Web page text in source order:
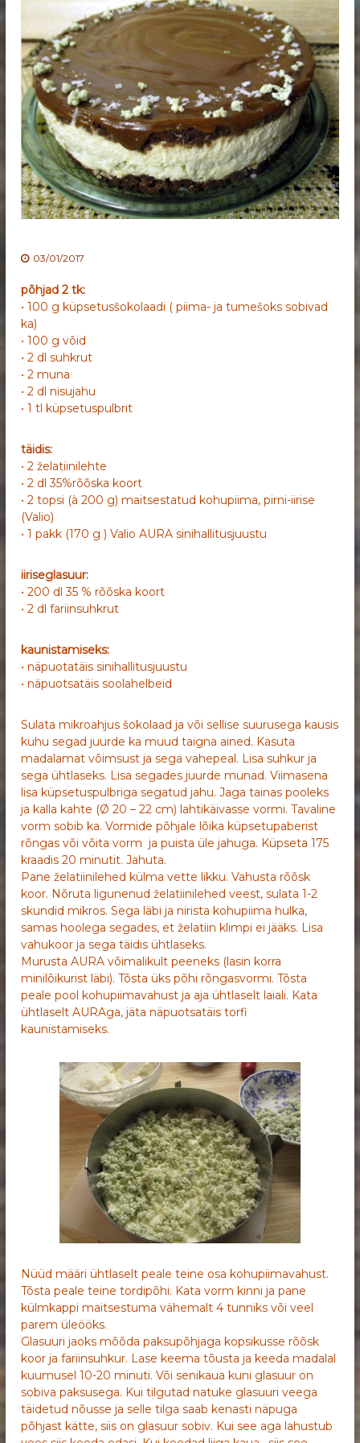
03/01/2017
põhjad 2 tk:
• 100 g küpsetusšokolaadi ( piima- ja tumešoks sobivad
ka)
• 100 g võid
• 2 dl suhkrut
• 2 muna
• 2 dl nisujahu
• 1 tl küpsetuspulbrit
täidis:
• 2 želatiinilehte
• 2 dl 35%rõõska koort
• 2 topsi (à 200 g) maitsestatud kohupiima, pirni-iirise
(Valio)
• 1 pakk (170 g ) Valio AURA sinihallitusjuustu
iiriseglasuur:
• 200 dl 35 % rõõska koort
• 2 dl fariinsuhkrut
kaunistamiseks:
• näpuotatäis sinihallitusjuustu
• näpuotsatäis soolahelbeid
Sulata mikroahjus šokolaad ja või sellise suurusega kausis
kuhu segad juurde ka muud taigna ained. Kasuta
madalamat võimsust ja sega vahepeal. Lisa suhkur ja
sega ühtlaseks. Lisa segades juurde munad. Viimasena
lisa küpsetuspulbriga segatud jahu. Jaga tainas pooleks
ja kalla kahte (Ø 20 – 22 cm) lahtikäivasse vormi. Tavaline
vorm sobib ka. Vormide põhjale lõika küpsetupaberist
rõngas või võita vorm ja puista üle jahuga. Küpseta 175
kraadis 20 minutit. Jahuta.
Pane želatiinilehed külma vette likku. Vahusta rõõsk
koor. Nõruta ligunenud želatiinilehed veest, sulata 1-2
skundid mikros. Sega läbi ja nirista kohupiima hulka,
samas hoolega segades, et želatiin klimpi ei jääks. Lisa
vahukoor ja sega täidis ühtlaseks.
Murusta AURA võimalikult peeneks (lasin korra
minilõikurist läbi). Tõsta üks põhi rõngasvormi. Tõsta
peale pool kohupiimavahust ja aja ühtlaselt laiali. Kata
ühtlaselt AURAga, jäta näpuotsatäis torfi
kaunistamiseks.
Nüüd määri ühtlaselt peale teine osa kohupiimavahust.
Tõsta peale teine tordipõhi. Kata vorm kinni ja pane
külmkappi maitsestuma vähemalt 4 tunniks või veel
parem üleööks.
Glasuuri jaoks mõõda paksupõhjaga kopsikusse rõõsk
koor ja fariinsuhkur. Lase keema tõusta ja keeda madalal
kuumusel 10-20 minuti. Või senikaua kuni glasuur on
sobiva paksusega. Kui tilgutad natuke glasuuri veega
täidetud nõusse ja selle tilga saab kenasti näpuga
põhjast kätte, siis on glasuur sobiv. Kui see aga lahustub